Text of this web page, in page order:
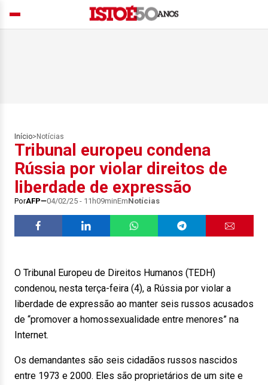
Início> Notícias
Tribunal europeu condena
Rússia por violar direitos de
liberdade de expressão
PorAFP 04/02/25 - 11h09minEmNotícias
O Tribunal Europeu de Direitos Humanos (TEDH)
condenou, nesta terça-feira (4), a Rússia por violar a
liberdade de expressão ao manter seis russos acusados
de “promover a homossexualidade entre menores” na
Internet.
Os demandantes são seis cidadãos russos nascidos
entre 1973 e 2000. Eles são proprietários de um site e